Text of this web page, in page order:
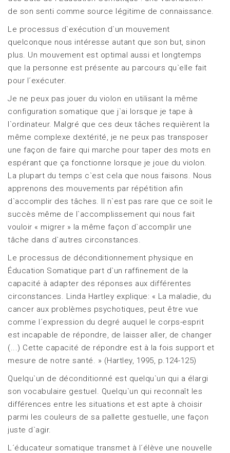
de son senti comme source légitime de connaissance.
Le processus d`exécution d`un mouvement
quelconque nous intéresse autant que son but, sinon
plus. Un mouvement est optimal aussi et longtemps
que la personne est présente au parcours qu`elle fait
pour l´exécuter.
Je ne peux pas jouer du violon en utilisant la même
configuration somatique que j`ai lorsque je tape à
l`ordinateur. Malgré que ces deux tâches requièrent la
même complexe dextérité, je ne peux pas transposer
une façon de faire qui marche pour taper des mots en
espérant que ça fonctionne lorsque je joue du violon.
La plupart du temps c`est cela que nous faisons. Nous
apprenons des mouvements par répétition afin
d`accomplir des tâches. Il n`est pas rare que ce soit le
succès même de l`accomplissement qui nous fait
vouloir « migrer » la même façon d`accomplir une
tâche dans d`autres circonstances.
Le processus de déconditionnement physique en
Éducation Somatique part d`un raffinement de la
capacité à adapter des réponses aux différentes
circonstances. Linda Hartley explique: « La maladie, du
cancer aux problèmes psychotiques, peut être vue
comme l´expression du degré auquel le corps-esprit
est incapable de répondre, de laisser aller, de changer
(...) Cette capacité de répondre est à la fois support et
mesure de notre santé. » (Hartley, 1995, p.124-125)
Quelqu`un de déconditionné est quelqu`un qui a élargi
son vocabulaire gestuel. Quelqu`un qui reconnaît les
différences entre les situations et est apte à choisir
parmi les couleurs de sa pallette gestuelle, une façon
juste d`agir.
L´éducateur somatique transmet à l´élève une nouvelle